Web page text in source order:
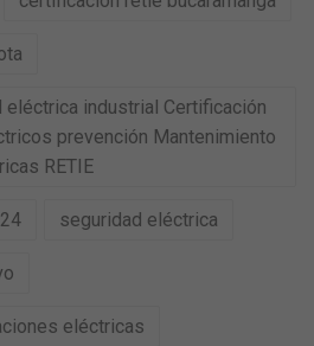
eléctrica industrial Certificación
prevención Mantenimiento
RETIE
seguridad eléctrica
eléctricas